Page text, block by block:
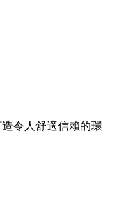
令人舒適信賴的環